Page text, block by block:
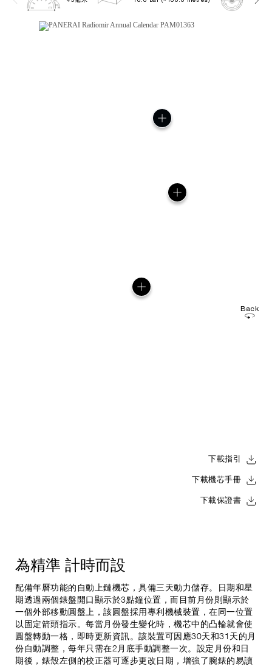
Back
下載指引
下載機芯手冊
下載保證書
為精準 計時而設
配備年曆功能的自動上鏈機芯，具備三天動力儲存。日期和星
期透過兩個錶盤開口顯示於3點鐘位置，而目前月份則顯示於
一個外部移動圓盤上，該圓盤採用專利機械裝置，在同一位置
以固定箭頭指示。每當月份發生變化時，機芯中的凸輪就會使
圓盤轉動一格，即時更新資訊。該裝置可因應30天和31天的月
份自動調整，每年只需在2月底手動調整一次。設定月份和日
期後，錶殼左側的校正器可逐步更改日期，增強了腕錶的易讀